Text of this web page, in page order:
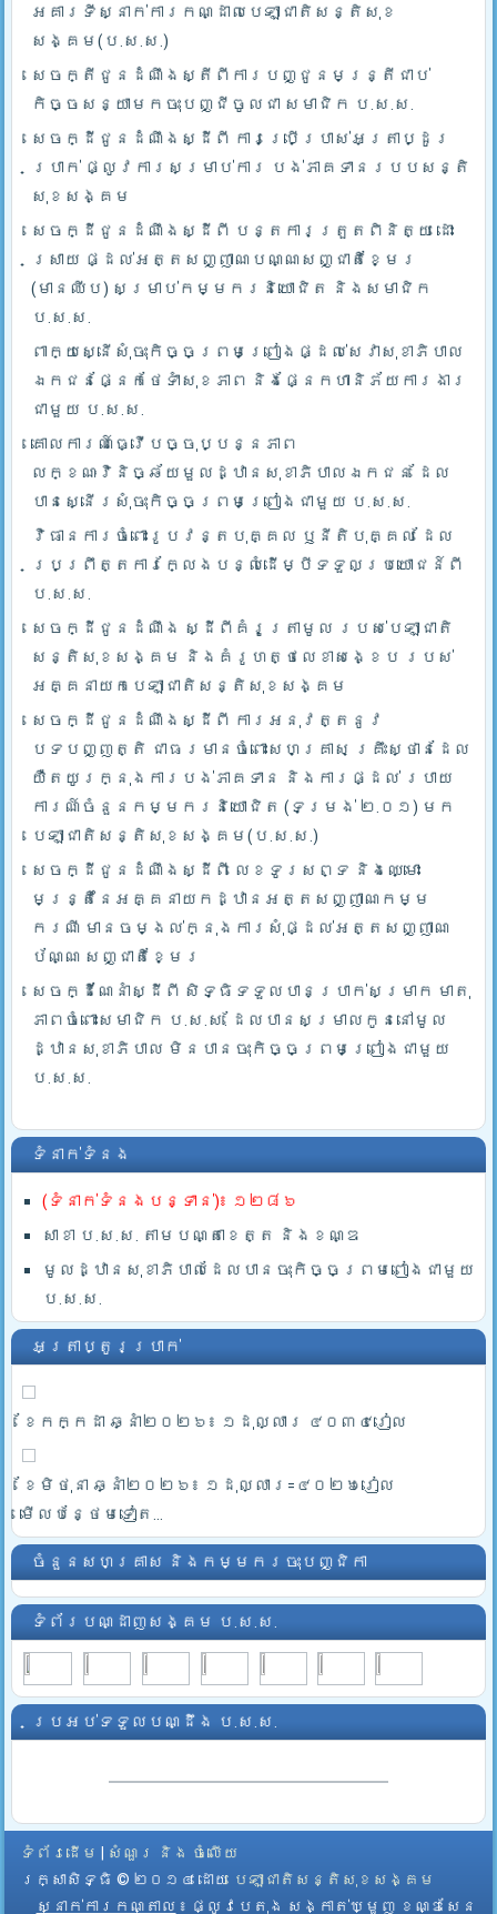
អគារទីស្នាក់ការកណ្ដាលបេឡាជាតិសន្តិសុខ
សង្គម(ប.ស.ស.)
សេចក្តីជូនដំណឹងស្តីពីការបញ្ជូនមន្រ្តីជាប់
កិច្ចសន្យាមកចុះបញ្ជីចូលជា សមាជិក ប.ស.ស.
សេចក្ដីជូនដំណឹងស្ដីពី ការប្រើប្រាស់អត្រាប្ដូរ
ប្រាក់ ផ្លូវការសម្រាប់ការ បង់ភាគទានរបបសន្តិ
សុខសង្គម
សេចក្ដីជូនដំណឹងស្ដីពី បន្តការត្រួតពិនិត្យ ដោះ
ស្រាយ ផ្ដល់អត្តសញ្ញាណបណ្ណសញ្ជាតិខ្មែរ
(មានឈីប) សម្រាប់កម្មករនិយោជិត និងសមាជិក
ប.ស.ស.
ពាក្យស្នើសុំចុះកិច្ចព្រមព្រៀងផ្ដល់សេវាសុខាភិបាល
ឯកជនផ្នែកថែទាំសុខភាព និងផ្នែកហានិភ័យការងារ
ជាមួយ ប.ស.ស.
គោលការណ៍ធ្វើបច្ចុប្បន្នភាព
លក្ខណៈវិនិច្ឆ័យមួលដ្ឋានសុខាភិបាលឯកជន ដែល
បានស្នើរសុំចុះកិច្ចព្រមព្រៀងជាមួយ ប.ស.ស.
វិធានការចំពោះរូបវន្តបុគ្គល ឫនីតិបុគ្គល ដែល
ប្រព្រឹត្តការក្លែងបន្លំដើម្បីទទួលប្រយោជន៍ពី
ប.ស.ស.
សេចក្ដីជូនដំណឹង ស្ដីពីគំរូត្រាមូល របស់បេឡាជាតិ
សន្តិសុខសង្គម និងគំរូហត្ថលេខាសង្ខេប របស់
អគ្គនាយកបេឡាជាតិសន្តិសុខសង្គម
សេចក្ដីជូនដំណឹងស្ដីពី ការអនុវត្តនូវ
បទបញ្ញត្តិ ជាធរមានចំពោះសហគ្រាស គ្រឹះស្ថានដែល
យឺតយូរក្នុងការបង់ភាគទាន និងការផ្ដល់ របាយ
ការណ៍ចំនួនកម្មករនិយោជិត (ទម្រង់ ២.០១) មក
បេឡាជាតិសន្តិសុខសង្គម(ប.ស.ស.)
សេចក្ដីជូនដំណឹងស្ដីពី លេខទូរសព្ទ និងឈ្មោះ
មន្រ្តីនៃអគ្គនាយកដ្ឋានអត្តសញ្ញាណកម្ម
ករណី មានចម្ងល់ក្នុងការសុំផ្ដល់អត្តសញ្ញាណ
ប័ណ្ណ សញ្ជាតិខ្មែរ
សេចក្ដីណែនាំស្ដីពី សិទ្ធិទទួលបានប្រាក់សម្រាក មាតុ
ភាពចំពោះសមាជិក ប.ស.ស. ដែលបានសម្រាលកូននៅមូល
ដ្ឋានសុខាភិបាល មិនបានចុះកិច្ចព្រមព្រៀងជាមួយ
ប.ស.ស.
ទំនាក់ទំនង
(ទំនាក់ទំនងបន្ទាន់)៖ ១២៨៦
សាខា ប.ស.ស. តាមបណ្តាខេត្ត និងខណ្ឌ
មូលដ្ឋានសុខាភិបាលដែលបានចុះកិច្ចព្រមពៀងជាមួយ
ប.ស.ស.
អត្រាប្តូរប្រាក់
ខែកក្កដា ឆ្នាំ២០២៦៖ ១ដុល្លារ ៤០៣៤រៀល
ខែមិថុនា ឆ្នាំ២០២៦៖ ១ដុល្លារ=៤០២៦រៀល
មើលបន្ថែមទៀត...
ចំនួនសហគ្រាស និងកម្មករចុះបញ្ជិកា
ទំព័របណ្ដាញសង្គម ប.ស.ស.
ប្រអប់ទទួលបណ្ដឹង ប.ស.ស.
ទំព័រដើម
សំណួរ និង ចំលើយ
រក្សាសិទ្ធិ © ២០១៤ ដោយ​ បេឡាជាតិសន្តិសុខសង្គម
ស្នាក់ការកណ្តាល ៖ ផ្លូវបេតុង សង្កាត់ឃ្មួញ ខណ្ឌសែន